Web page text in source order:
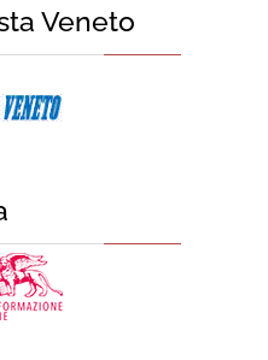
Veneto